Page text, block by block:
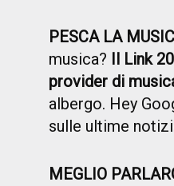
PESCA LA
musica? Il Link
provider di
albergo. Hey
sulle ultime
MEGLIO